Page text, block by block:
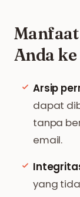
Anda
Arsip
dapat
tanpa
email.
yang